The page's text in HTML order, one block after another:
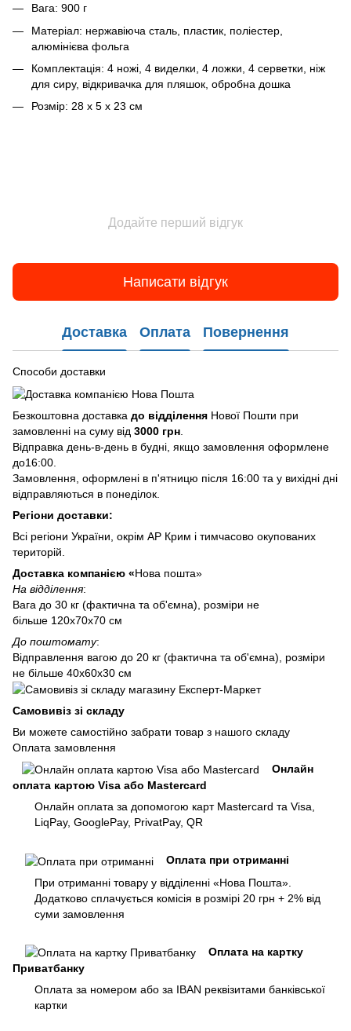
Вага: 900 г
Матеріал: нержавіюча сталь, пластик, поліестер,
алюмінієва фольга
Комплектація: 4 ножі, 4 виделки, 4 ложки, 4 серветки, ніж
для сиру, відкривачка для пляшок, обробна дошка
Розмір: 28 x 5 x 23 см
Додайте перший відгук
Написати відгук
Доставка Оплата Повернення
Способи доставки
Безкоштовна доставка до відділення Нової Пошти при
замовленні на суму від 3000 грн
Відправка день-в-день в будні, якщо замовлення оформлене
до16:00.
Замовлення, оформлені в п'ятницю після 16:00 та у вихідні дні
відправляються в понеділок.
Регіони доставки:
Всі регіони України, окрім АР Крим і тимчасово окупованих
територій.
Доставка компанією «Нова пошта»
На відділення:
Вага до 30 кг (фактична та об'ємна), розміри не
більше 120х70х70 см
До поштомату:
Відправлення вагою до 20 кг (фактична та об'ємна), розміри
не більше 40х60х30 см
Самовивіз зі складу
Ви можете самостійно забрати товар з нашого складу
Оплата замовлення
Онлайн
оплата картою Visa або Mastercard
Онлайн оплата за допомогою карт Mastercard та Visa,
LiqPay, GooglePay, PrivatPay, QR
Оплата при отриманні
При отриманні товару у відділенні «Нова Пошта».
Додатково сплачується комісія в розмірі 20 грн + 2% від
суми замовлення
Оплата на картку
Приватбанку
Оплата за номером або за IBAN реквізитами банківської
картки